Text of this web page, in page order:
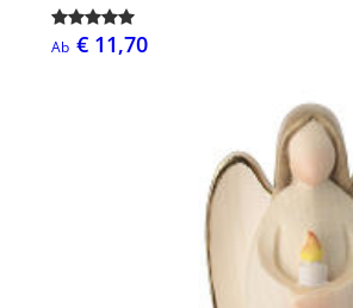
Ab € 11,70